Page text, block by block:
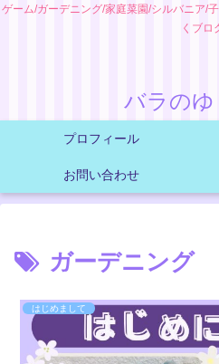
ゲーム/ガーデニング/家庭菜園/シルバニア/
くブロ
バラの
プロフィール
お問い合わせ
ガーデニング
はじめまして